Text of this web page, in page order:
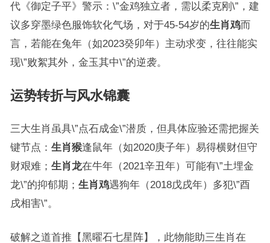
代《御定子平》警示：\”金鸡独立者，需以柔克刚\”，建
议多穿墨绿色服饰软化气场，对于45-54岁的生肖鸡而
言，若能在兔年（如2023癸卯年）主动求变，往往能实
现\”败絮其外，金玉其中\”的逆袭。
运势转折与风水锦囊
三大生肖虽具\”点石成金\”潜质，但具体应验还需把握关
键节点： 生肖猴逢鼠年（如2020庚子年）易得横财但守
财艰难； 生肖龙在牛年（2021辛丑年）可能有\”土埋金
龙\”的抑郁期； 生肖鸡遇狗年（2018戊戌年）多犯\”酉
戌相害\”。
破解之道首推【黑曜石七星阵】，此物能助三生肖在